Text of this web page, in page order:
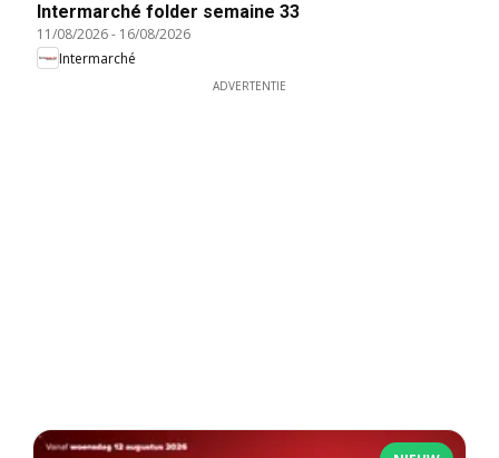
Intermarché folder semaine 33
11/08/2026- 16/08/2026
Intermarché
ADVERTENTIE